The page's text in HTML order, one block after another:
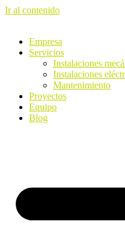
Ir al contenido
Empresa
Servicios
Instalaciones
Instalaciones
Mantenimiento
Proyectos
Equipo
Blog